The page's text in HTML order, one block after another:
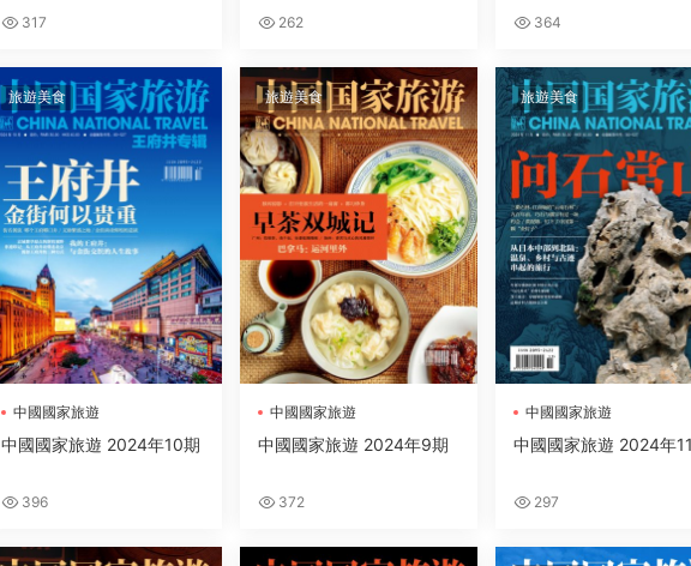
317 262 364
旅遊美食
中國國家旅遊
中國國家旅遊 2024年10期
396
旅遊美食
中國國家旅遊
中國國家旅遊 2024年9期
372
旅遊美食
中國國家旅遊
中國國家旅遊 2024年
297